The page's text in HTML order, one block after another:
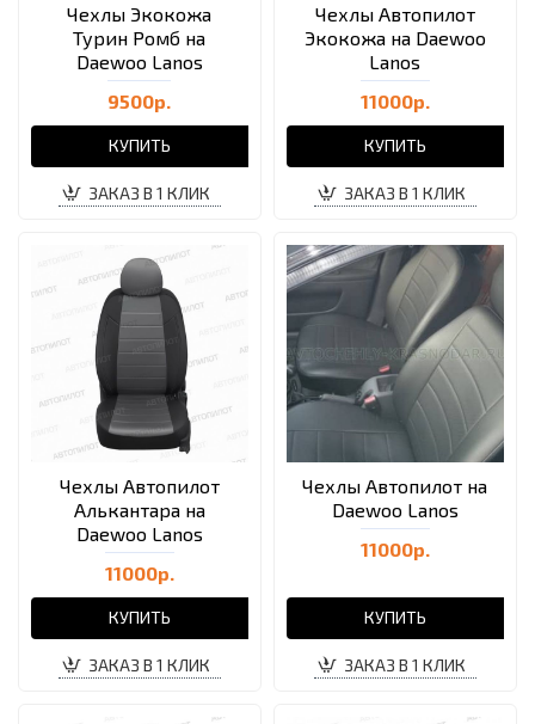
Чехлы Экокожа
Турин Ромб на
Daewoo Lanos
9500р.
КУПИТЬ
ЗАКАЗ В 1 КЛИК
Чехлы Автопилот
Экокожа на Daewoo
Lanos
11000р.
КУПИТЬ
ЗАКАЗ В 1 КЛИК
Чехлы Автопилот
Алькантара на
Daewoo Lanos
11000р.
КУПИТЬ
ЗАКАЗ В 1 КЛИК
Чехлы Автопилот на
Daewoo Lanos
11000р.
КУПИТЬ
ЗАКАЗ В 1 КЛИК